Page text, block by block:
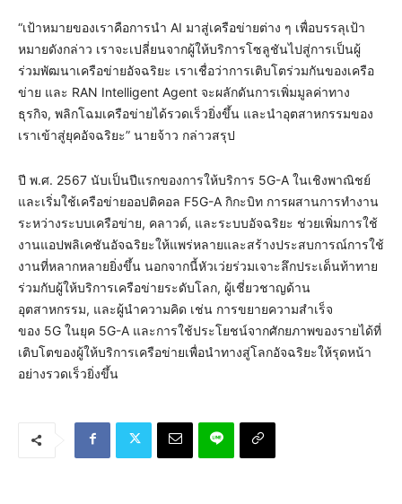
“เป้าหมายของเราคือการนำ AI มาสู่เครือข่ายต่าง ๆ เพื่อบรรลุเป้า
หมายดังกล่าว เราจะเปลี่ยนจากผู้ให้บริการโซลูชันไปสู่การเป็นผู้
ร่วมพัฒนาเครือข่ายอัจฉริยะ เราเชื่อว่าการเติบโตร่วมกันของเครือ
ข่าย และ RAN Intelligent Agent จะผลักดันการเพิ่มมูลค่าทาง
ธุรกิจ, พลิกโฉมเครือข่ายได้รวดเร็วยิ่งขึ้น และนำอุตสาหกรรมของ
เราเข้าสู่ยุคอัจฉริยะ” นายจ้าว กล่าวสรุป
ปี พ.ศ. 2567 นับเป็นปีแรกของการให้บริการ 5G-A ในเชิงพาณิชย์
และเริ่มใช้เครือข่ายออปติคอล F5G-A กิกะบิท การผสานการทำงาน
ระหว่างระบบเครือข่าย, คลาวด์, และระบบอัจฉริยะ ช่วยเพิ่มการใช้
งานแอปพลิเคชันอัจฉริยะให้แพร่หลายและสร้างประสบการณ์การใช้
งานที่หลากหลายยิ่งขึ้น นอกจากนี้หัวเว่ยร่วมเจาะลึกประเด็นท้าทาย
ร่วมกับผู้ให้บริการเครือข่ายระดับโลก, ผู้เชี่ยวชาญด้าน
อุตสาหกรรม, และผู้นำความคิด เช่น การขยายความสำเร็จ
ของ 5G ในยุค 5G-A และการใช้ประโยชน์จากศักยภาพของรายได้ที่
เติบโตของผู้ให้บริการเครือข่ายเพื่อนำทางสู่โลกอัจฉริยะให้รุดหน้า
อย่างรวดเร็วยิ่งขึ้น